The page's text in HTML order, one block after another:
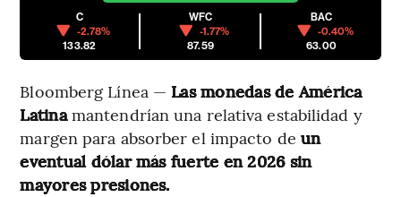
C
-2.78%
133.82
WFC
-1.77%
87.59
BAC
-0.40%
63.00
Bloomberg Línea — Las monedas de América
Latinamantendrían una relativa estabilidad y
margen para absorber el impacto deun
eventual dólar más fuerte en 2026 sin
mayores presiones.